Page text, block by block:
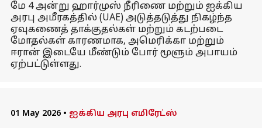
மே 4 அன்று ஹார்முஸ் நீரிணை மற்றும் ஐக்கிய
அரபு அமீரகத்தில் (UAE) அடுத்தடுத்து நிகழ்ந்த
ஏவுகணைத் தாக்குதல்கள் மற்றும் கடற்படை
மோதல்கள் காரணமாக, அமெரிக்கா மற்றும்
ஈரான் இடையே மீண்டும் போர் மூளும் அபாயம்
ஏற்பட்டுள்ளது.
01 May 2026 • ஐக்கிய அரபு எமிரேட்ஸ்